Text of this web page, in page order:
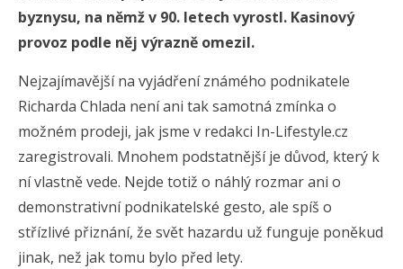
byznysu, na němž v 90. letech vyrostl. Kasinový
provoz podle něj výrazně omezil.
Nejzajímavější na vyjádření známého podnikatele
Richarda Chlada není ani tak samotná zmínka o
možném prodeji, jak jsme v redakci In-Lifestyle.cz
zaregistrovali. Mnohem podstatnější je důvod, který k
ní vlastně vede. Nejde totiž o náhlý rozmar ani o
demonstrativní podnikatelské gesto, ale spíš o
střízlivé přiznání, že svět hazardu už funguje poněkud
jinak, než jak tomu bylo před lety.